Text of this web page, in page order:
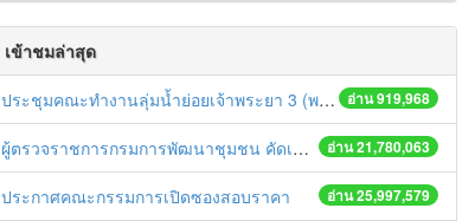
เข้าชมล่าสุด
อ่าน 919,968
ประชุมคณะทำงานลุ่มน้ำย่อยเจ้าพระยา 3 (พระนครศรีอยุธยา-ปทุมธานี) ครั้งที่ 1/2558
อ่าน 21,780,063
ผู้ตรวจราชการกรมการพัฒนาชุมชน คัดเลือกข้าราชการและลูกจ้างดีเด่น และหน่วยงานพัฒนาชุมชนใสสะอาด ประจำปี ๒๕๕๔
อ่าน 25,997,579
ประกาศคณะกรรมการเปิดซองสอบราคา